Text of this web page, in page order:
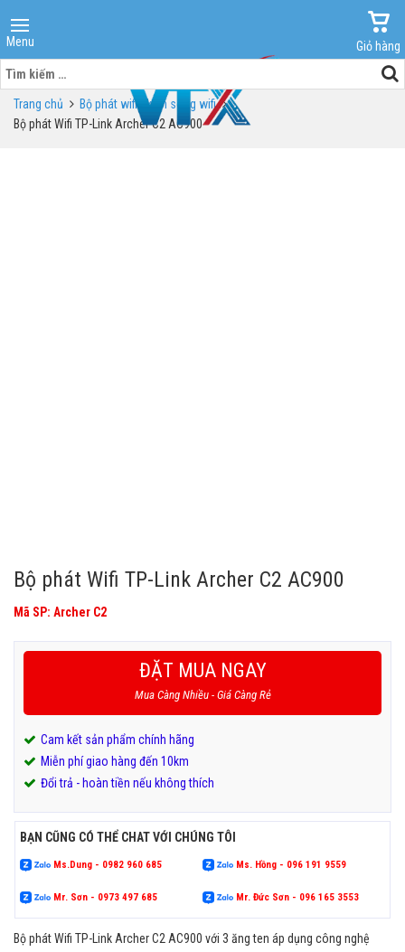
Menu
Giỏ hàng
Tìm
kiếm
cho:Trang chủ
Bộ phát wifi - kích sóng wifi
Bộ phát Wifi TP-Link Archer C2 AC900
Bộ phát Wifi TP-Link Archer C2 AC900
Mã SP: Archer C2
ĐẶT MUA NGAY
Mua Càng Nhiều - Giá Càng Rẻ
Cam kết sản phẩm chính hãng
Miễn phí giao hàng đến 10km
Đổi trả - hoàn tiền nếu không thích
BẠN CŨNG CÓ THỂ CHAT VỚI CHÚNG TÔI
Ms.Dung - 0982 960 685 Ms. Hồng - 096 191 9559
Mr. Sơn - 0973 497 685 Mr. Đức Sơn - 096 165 3553
Bộ phát Wifi TP-Link Archer C2 AC900 với 3 ăng ten áp dụng công nghệ